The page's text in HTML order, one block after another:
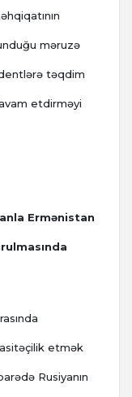
məruzə
təqdim
etdirməyi
Ermənistan
etmək
Rusiyanın